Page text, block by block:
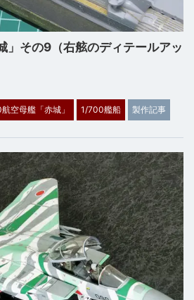
その9（右舷のディテールアッ
空母艦「赤城」 1/700艦船 製作記事